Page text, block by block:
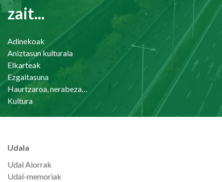
zait...
Adinekoak
Aniztasun kulturala
Elkarteak
Ezgaitasuna
Haurtzaroa, nerabezaroa eta familia
Kultura
Udala
Udal Alorrak
Udal-memoriak